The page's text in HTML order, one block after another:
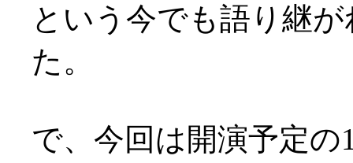
という今でも語り継
た。
で、今回は開演予定